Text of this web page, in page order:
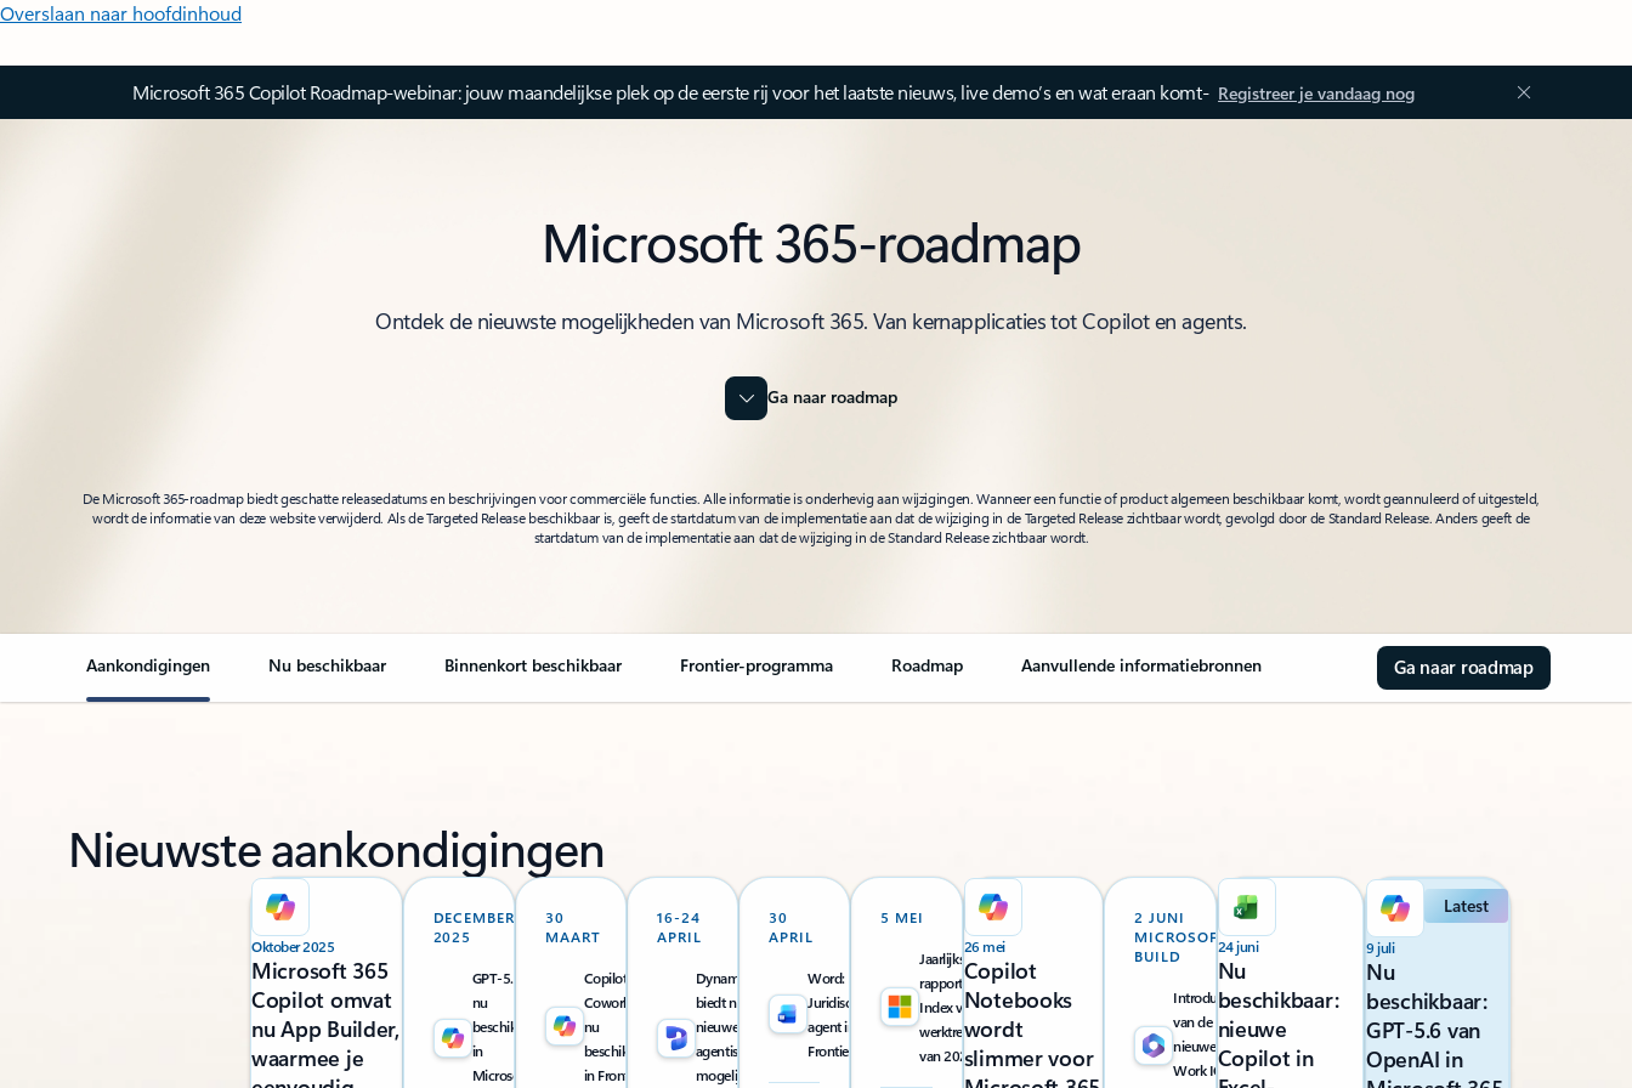
Overslaan naar hoofdinhoud
Microsoft 365 Copilot Roadmap-webinar: jouw maandelijkse plek op de eerste rij voor het laatste nieuws, live demo’s en wat eraan komt- Registreer je vandaag nog
Microsoft 365-roadmap
Ontdek de nieuwste mogelijkheden van Microsoft 365. Van kernapplicaties tot Copilot en agents.
Ga naar roadmap
De Microsoft 365-roadmap biedt geschatte releasedatums en beschrijvingen voor commerciële functies. Alle informatie is onderhevig aan wijzigingen. Wanneer een functie of product algemeen beschikbaar komt, wordt geannuleerd of uitgesteld,
wordt de informatie van deze website verwijderd. Als de Targeted Release beschikbaar is, geeft de startdatum van de implementatie aan dat de wijziging in de Targeted Release zichtbaar wordt, gevolgd door de Standard Release. Anders geeft de
startdatum van de implementatie aan dat de wijziging in de Standard Release zichtbaar wordt.
Aankondigingen Nu beschikbaar Binnenkort beschikbaar Frontier-programma Roadmap Aanvullende informatiebronnen Ga naar roadmap
Nieuwste aankondigingen
Latest
9 juli
Nu
beschikbaar:
GPT-5.6 van
OpenAI in
24 juni
Nu
beschikbaar:
nieuwe
Copilot in
2 JUNI
MICROSOFT
BUILD
Introductie
van de
nieuwe
Work IQ-
26 mei
Copilot
Notebooks
wordt
slimmer voor
5 MEI
Jaarlijks
rapport
Index voor
werktrends
van 2026
30
APRIL
Word:
Juridische
agent in
Frontier
16-24
APRIL
Dynamics 365
biedt nu
nieuwe
agentische
mogelijkheden
30
MAART
Copilot
Cowork is
nu
beschikbaar
in Frontier
DECEMBER
2025
GPT-5.2 is
nu
beschikbaar
in
Microsoft
Oktober 2025
Microsoft 365
Copilot omvat
nu App Builder,
waarmee je